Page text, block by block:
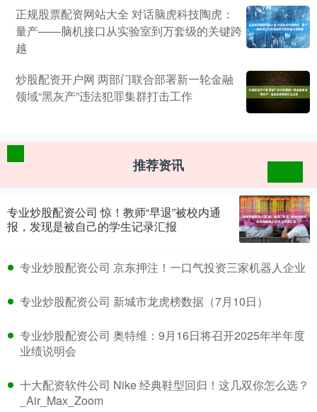
正规股票配资网站大全 对话脑虎科技陶虎：
量产——脑机接口从实验室到万套级的关键跨
越
炒股配资开户网 两部门联合部署新一轮金融
领域“黑灰产”违法犯罪集群打击工作
推荐资讯
专业炒股配资公司 惊！教师“早退”被校内通
报，发现是被自己的学生记录汇报
专业炒股配资公司 京东押注！一口气投资三家机器人企业
专业炒股配资公司 新城市龙虎榜数据（7月10日）
专业炒股配资公司 奥特维：9月16日将召开2025年半年度
业绩说明会
十大配资软件公司 Nike 经典鞋型回归！这几双你怎么选？
_Air_Max_Zoom